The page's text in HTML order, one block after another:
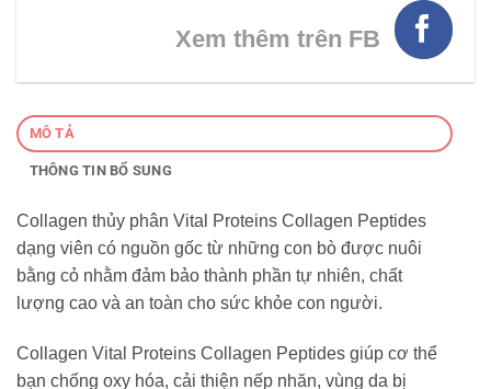
Xem thêm trên FB
MÔ TẢ
THÔNG TIN BỔ SUNG
Collagen thủy phân Vital Proteins Collagen Peptides
dạng viên có nguồn gốc từ những con bò được nuôi
bằng cỏ nhằm đảm bảo thành phần tự nhiên, chất
lượng cao và an toàn cho sức khỏe con người.
Collagen Vital Proteins Collagen Peptides giúp cơ thể
bạn chống oxy hóa, cải thiện nếp nhăn, vùng da bị